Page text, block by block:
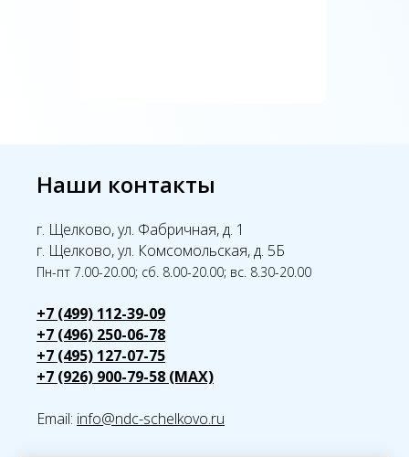
Наши контакты
г. Щелково, ул. Фабричная, д. 1
г. Щелково, ул. Комсомольская, д. 5Б
Пн-пт 7.00-20.00; сб. 8.00-20.00; вс. 8.30-20.00
+7 (499) 112-39-09
+7 (496) 250-06-78
+7 (495) 127-07-75
+7 (926) 900-79-58 (MAX)
Email: info@ndc-schelkovo.ru